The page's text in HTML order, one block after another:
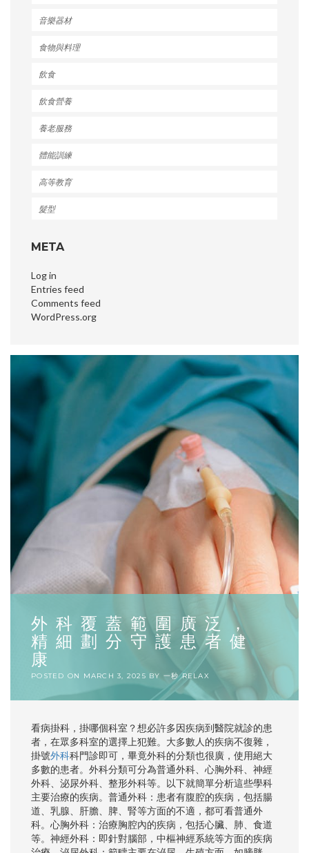
音樂器材
食物與料理
飲食
飲食營養
養老服務
體能訓練
高等教育
髮型
META
Log in
Entries feed
Comments feed
WordPress.org
外科覆蓋範圍廣泛，
精細劃分守護患者健
康
POSTED ON MARCH 3, 2025 BY 一秒 RELAX
看病掛科，掛哪個科室？想必許多因疾病到醫院就診的患
者，在眾多科室的選擇上犯難。大多數人的疾病不復雜，
掛號外科科門診即可，畢竟外科的分類也很廣，使用絕大
多數的患者。外科分類可分為普通外科、心胸外科、神經
外科、泌尿外科、整形外科等。以下就簡單分析這些學科
主要治療的疾病。普通外科：患者有腹腔的疾病，包括腸
道、乳腺、肝膽、脾、腎等方面的不適，都可看普通外
科。心胸外科：治療胸腔內的疾病，包括心臟、肺、食道
等。神經外科：即針對腦部，中樞神經系統等方面的疾病